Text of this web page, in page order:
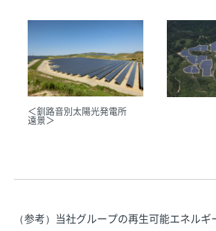
＜釧路音別太陽光発電所
遠景＞
（参考）当社グループの再生可能エネル